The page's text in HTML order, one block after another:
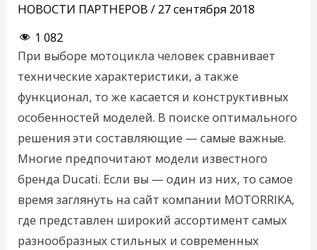
НОВОСТИ ПАРТНЕРОВ / 27 сентября 2018
1 082
При выборе мотоцикла человек сравнивает
технические характеристики, а также
функционал, то же касается и конструктивных
особенностей моделей. В поиске оптимального
решения эти составляющие — самые важные.
Многие предпочитают модели известного
бренда Ducati. Если вы — один из них, то самое
время заглянуть на сайт компании MOTORRIKA,
где представлен широкий ассортимент самых
разнообразных стильных и современных